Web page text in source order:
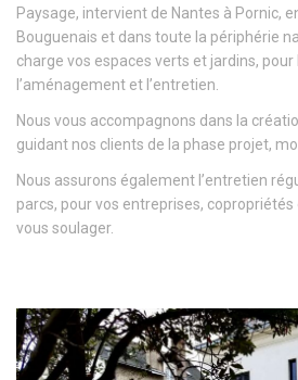
Paysage, intervient de Nantes à Pornic,
Bouguenais et dans toute la périphérie
charge vos espaces verts et jardins, pour
l’aménagement et l’entretien.
Nous vous accompagnons dans la
guidant nos clients de la phase projet,
Nous assurons également l’entretien
parcs, pour vos entreprises,
vous soulager.